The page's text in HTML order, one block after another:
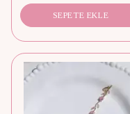
SEPETE EKLE